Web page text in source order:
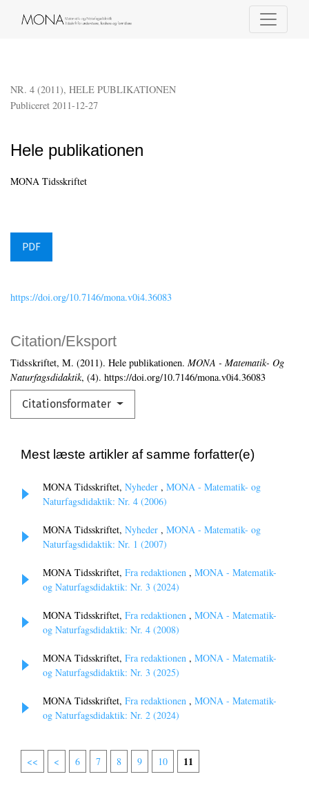
NR. 4 (2011), HELE PUBLIKATIONEN
Hele publikationen
Publiceret 2011-12-27
MONA Tidsskriftet
PDF
Citation/Eksport
Tidsskriftet, M. (2011). Hele publikationen. MONA - Matematik- Og
Naturfagsdidaktik, (4). https://doi.org/10.7146/mona.v0i4.36083
Citationsformater
https://doi.org/10.7146/mona.v0i4.36083
Mest læste artikler af samme forfatter(e)
MONA Tidsskriftet, Nyheder , MONA - Matematik- og
Naturfagsdidaktik: Nr. 4 (2006)
MONA Tidsskriftet, Nyheder , MONA - Matematik- og
Naturfagsdidaktik: Nr. 1 (2007)
MONA Tidsskriftet, Fra redaktionen , MONA - Matematik-
og Naturfagsdidaktik: Nr. 3 (2024)
MONA Tidsskriftet, Fra redaktionen , MONA - Matematik-
og Naturfagsdidaktik: Nr. 4 (2008)
MONA Tidsskriftet, Fra redaktionen , MONA - Matematik-
og Naturfagsdidaktik: Nr. 3 (2025)
MONA Tidsskriftet, Fra redaktionen , MONA - Matematik-
og Naturfagsdidaktik: Nr. 2 (2024)
<< < 6 7 8 9 10 11